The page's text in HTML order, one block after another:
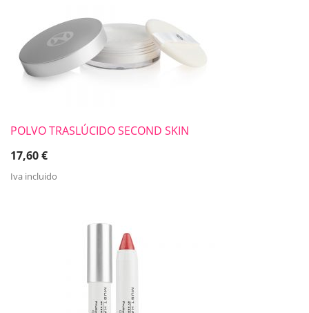
POLVO TRASLÚCIDO SECOND SKIN
17,60€
Iva incluido